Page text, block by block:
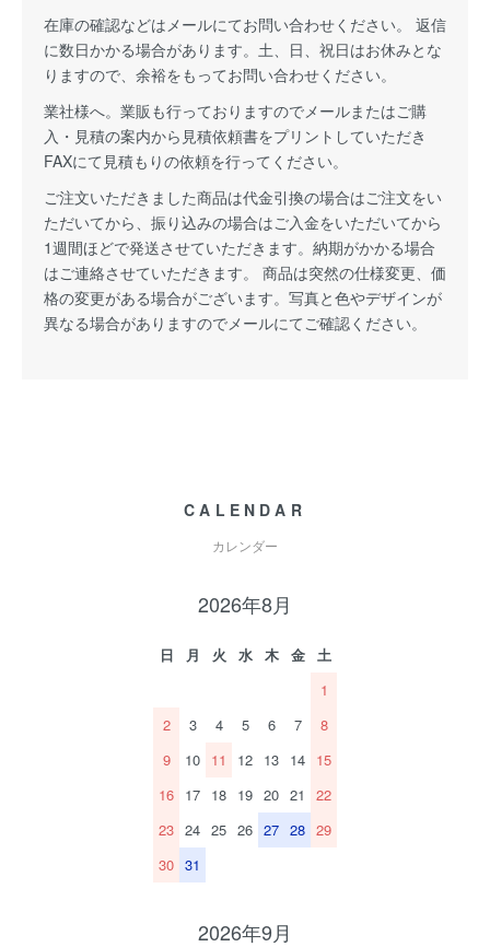
在庫の確認などはメールにてお問い合わせください。 返信
に数日かかる場合があります。土、日、祝日はお休みとな
りますので、余裕をもってお問い合わせください。
業社様へ。業販も行っておりますのでメールまたはご購
入・見積の案内から見積依頼書をプリントしていただき
FAXにて見積もりの依頼を行ってください。
ご注文いただきました商品は代金引換の場合はご注文をい
ただいてから、振り込みの場合はご入金をいただいてから
1週間ほどで発送させていただきます。納期がかかる場合
はご連絡させていただきます。 商品は突然の仕様変更、価
格の変更がある場合がございます。写真と色やデザインが
異なる場合がありますのでメールにてご確認ください。
CALENDAR
カレンダー
2026年8月
日 月 火 水 木 金
土
1
2
3 4 5 6 7
8
9
10 11 12 13 14 15
16 17 18 19 20 21
22
23 24 25 26 27 28 29
30 31
2026年9月